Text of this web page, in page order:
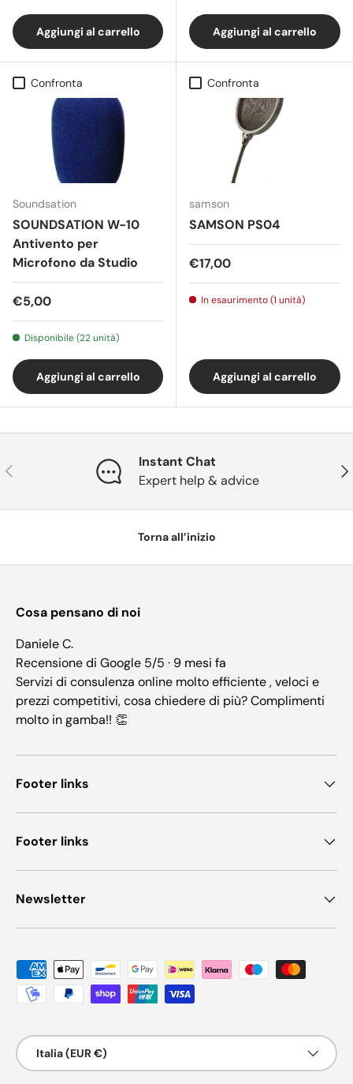
Aggiungi al carrello Aggiungi al carrello
Confronta
Soundsation
SOUNDSATION W-10
Antivento per
Microfono da Studio
Prezzo normale
€5,00
Disponibile (22 unità)
Aggiungi al carrello
Confronta
samson
SAMSON PS04
Prezzo normale
€17,00
In esaurimento (1 unità)
Aggiungi al carrello
Indietro
Instant Chat
Expert help & advice
Torna all’inizio
Cosa pensano di noi
Daniele C.
Recensione di Google 5/5 · 9 mesi fa
Servizi di consulenza online molto efficiente , veloci e
prezzi competitivi, cosa chiedere di più? Complimenti
molto in gamba!! 👏
Footer links
Footer links
Newsletter
Metodi di pagamento accettati
Paese/Regione
Italia (EUR €)